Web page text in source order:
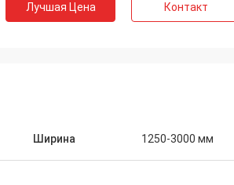
Лучшая Цена Контакт
Ширина 1250-3000 мм